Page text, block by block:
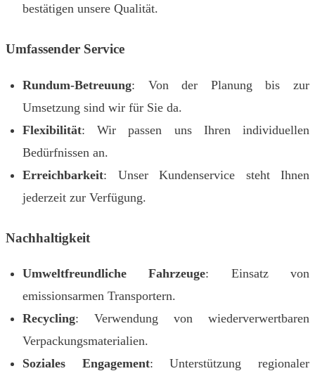
bestätigen unsere Qualität.
Umfassender Service
Rundum-Betreuung: Von der Planung bis zur
Umsetzung sind wir für Sie da.
Flexibilität: Wir passen uns Ihren individuellen
Bedürfnissen an.
Erreichbarkeit: Unser Kundenservice steht Ihnen
jederzeit zur Verfügung.
Nachhaltigkeit
Umweltfreundliche Fahrzeuge: Einsatz von
emissionsarmen Transportern.
Recycling: Verwendung von wiederverwertbaren
Verpackungsmaterialien.
Soziales Engagement: Unterstützung regionaler